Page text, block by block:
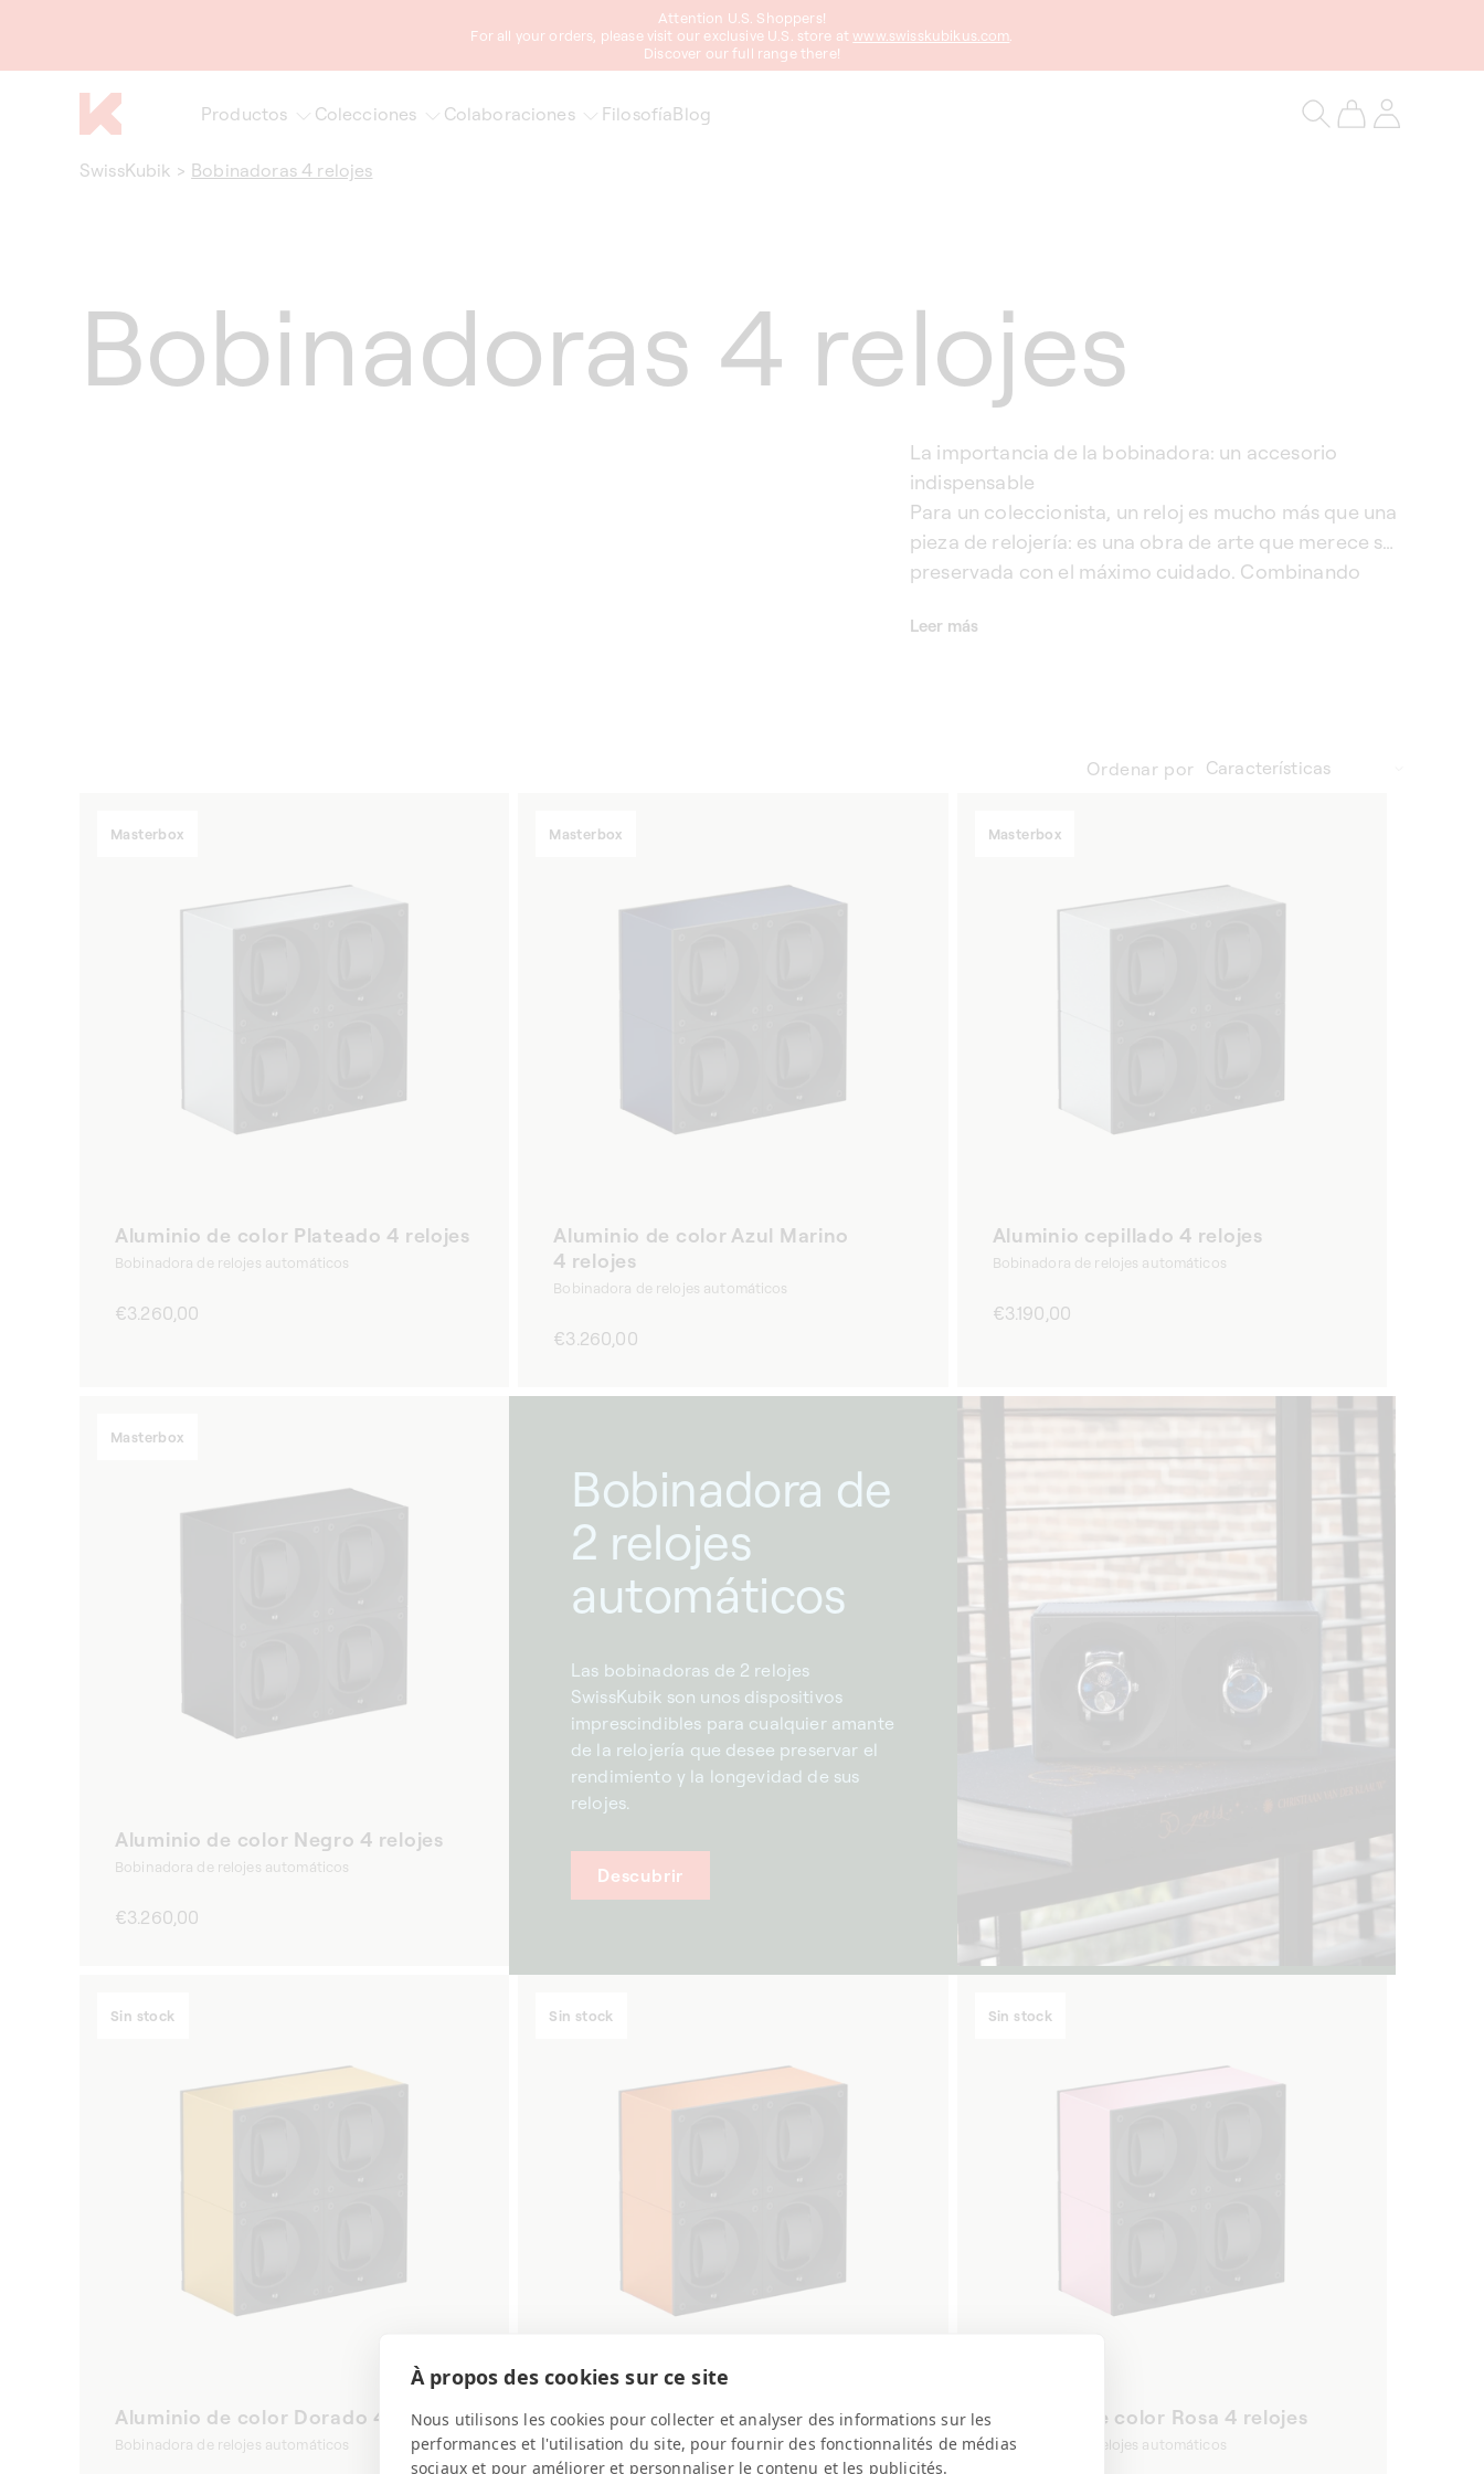
À propos des cookies sur ce site
Nous utilisons les cookies pour collecter et analyser des informations sur les
performances et l'utilisation du site, pour fournir des fonctionnalités de médias
sociaux et pour améliorer et personnaliser le contenu et les publicités.
Attention U.S. Shoppers!
For all your orders, please visit our exclusive U.S. store at www.swisskubikus.com
Discover our full range there!
Productos Colecciones Colaboraciones FilosofíaBlog Carrito
Log
in
SwissKubik > Bobinadoras 4 relojes
Bobinadoras 4 relojes
La importancia de la bobinadora: un accesorio
indispensable
Para un coleccionista, un reloj es mucho más que una
pieza de relojería: es una obra de arte que merece ser
preservada con el máximo cuidado. Combinando
automáticos SwissKubik son verdaderos templos
Leer más
Ordenar por
Masterbox
Aluminio de color Plateado 4 relojes
Bobinadora de relojes automáticos
Precio
€3.260,00
Masterbox
Aluminio de color Azul Marino
4 relojes
Bobinadora de relojes automáticos
Precio
€3.260,00
Masterbox
Aluminio cepillado 4 relojes
Bobinadora de relojes automáticos
Precio
€3.190,00
Masterbox
Aluminio de color Negro 4 relojes
Bobinadora de relojes automáticos
Precio
€3.260,00
Bobinadora de
2 relojes
automáticos
Las bobinadoras de 2 relojes
SwissKubik son unos dispositivos
imprescindibles para cualquier amante
de la relojería que desee preservar el
rendimiento y la longevidad de sus
relojes.
Descubrir
Sin stock
Aluminio de color Dorado 4 relojes
Bobinadora de relojes automáticos
Sin stock
Aluminio de color Naranja 4 relojes
Bobinadora de relojes automáticos
Sin stock
Aluminio de color Rosa 4 relojes
Bobinadora de relojes automáticos